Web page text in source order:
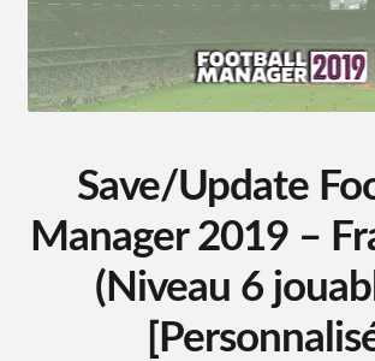
Products Page
Transaction Results
Univers de l’informatique et de la VR
Save/Update
Manager 2019 –
(Niveau 6